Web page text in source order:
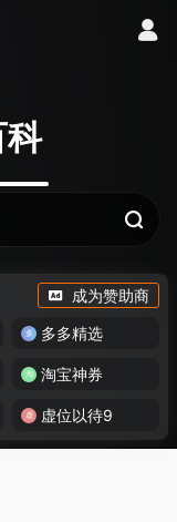
科
成为赞助商
多多精选
淘宝神券
虚位以待9